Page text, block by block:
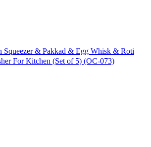
Squeezer & Pakkad & Egg Whisk & Roti
For Kitchen (Set of 5) (OC-073)